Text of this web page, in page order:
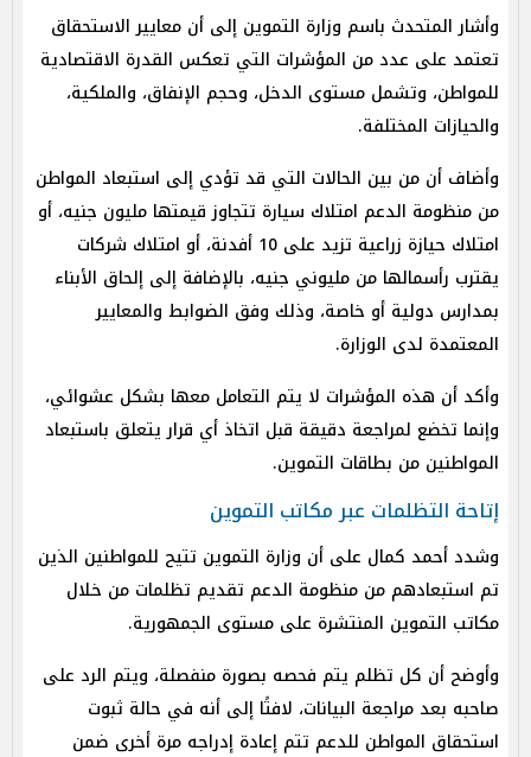
وأشار المتحدث باسم وزارة التموين إلى أن معايير الاستحقاق
تعتمد على عدد من المؤشرات التي تعكس القدرة الاقتصادية
للمواطن، وتشمل مستوى الدخل، وحجم الإنفاق، والملكية،
والحيازات المختلفة.
وأضاف أن من بين الحالات التي قد تؤدي إلى استبعاد المواطن
من منظومة الدعم امتلاك سيارة تتجاوز قيمتها مليون جنيه، أو
امتلاك حيازة زراعية تزيد على 10 أفدنة، أو امتلاك شركات
يقترب رأسمالها من مليوني جنيه، بالإضافة إلى إلحاق الأبناء
بمدارس دولية أو خاصة، وذلك وفق الضوابط والمعايير
المعتمدة لدى الوزارة.
وأكد أن هذه المؤشرات لا يتم التعامل معها بشكل عشوائي،
وإنما تخضع لمراجعة دقيقة قبل اتخاذ أي قرار يتعلق باستبعاد
المواطنين من بطاقات التموين.
إتاحة التظلمات عبر مكاتب التموين
وشدد أحمد كمال على أن وزارة التموين تتيح للمواطنين الذين
تم استبعادهم من منظومة الدعم تقديم تظلمات من خلال
مكاتب التموين المنتشرة على مستوى الجمهورية.
وأوضح أن كل تظلم يتم فحصه بصورة منفصلة، ويتم الرد على
صاحبه بعد مراجعة البيانات، لافتًا إلى أنه في حالة ثبوت
استحقاق المواطن للدعم تتم إعادة إدراجه مرة أخرى ضمن